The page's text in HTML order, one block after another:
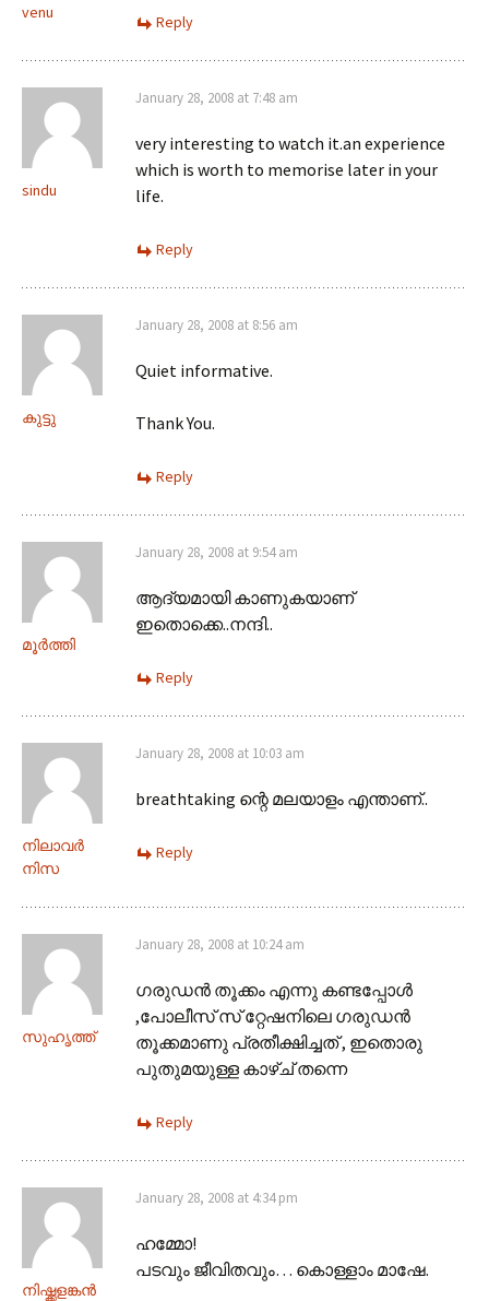
venu
Reply
sindu
January 28, 2008 at 7:48 am
very interesting to watch it.an experience
which is worth to memorise later in your
life.
Reply
കുട്ടു
January 28, 2008 at 8:56 am
Quiet informative.
Thank You.
Reply
മൂര്‍ത്തി
January 28, 2008 at 9:54 am
ആദ്യമായി കാണുകയാണ്
ഇതൊക്കെ..നന്ദി..
Reply
നിലാവര്‍
നിസ
January 28, 2008 at 10:03 am
breathtaking ന്റെ മലയാളം എന്താണ്..
Reply
സുഹൃത്ത്
January 28, 2008 at 10:24 am
ഗരുഡന്‍ തൂക്കം എന്നു കണ്ടപ്പോള്‍
,പോലീസ് സ് റ്റേഷനിലെ ഗരുഡന്‍
തൂക്കമാണു പ്രതീക്ഷിച്ചത് , ഇതൊരു
പുതുമയുള്ള കാഴ്ച് തന്നെ
Reply
നിഷ്ക്കളങ്കന്‍
January 28, 2008 at 4:34 pm
ഹമ്മോ!
പടവും ജീവിതവും… കൊള്ളാം മാഷേ.